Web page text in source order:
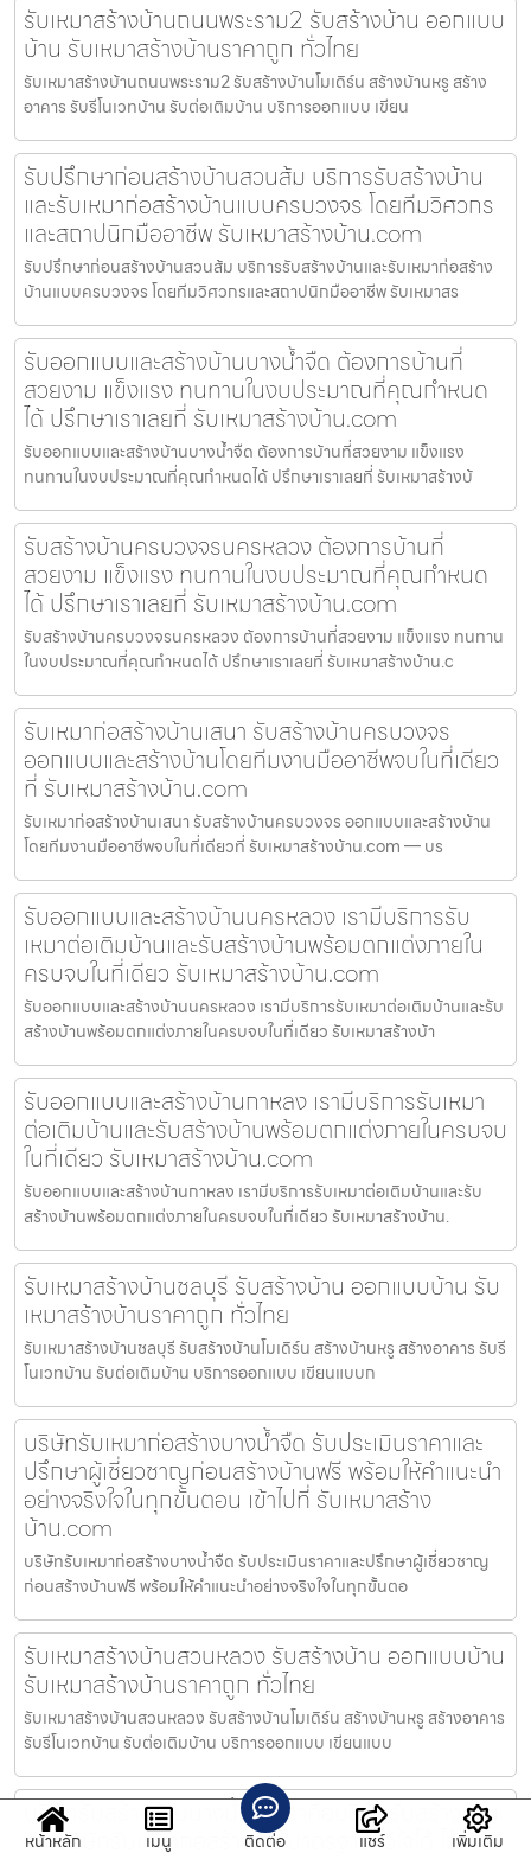
รับเหมาสร้างบ้านถนนพระราม2 รับสร้างบ้าน ออกแบบ
บ้าน รับเหมาสร้างบ้านราคาถูก ทั่วไทย
รับเหมาสร้างบ้านถนนพระราม2 รับสร้างบ้านโมเดิร์น สร้างบ้านหรู สร้าง
อาคาร รับรีโนเวทบ้าน รับต่อเติมบ้าน บริการออกแบบ เขียน
รับปรึกษาก่อนสร้างบ้านสวนส้ม บริการรับสร้างบ้าน
และรับเหมาก่อสร้างบ้านแบบครบวงจร โดยทีมวิศวกร
และสถาปนิกมืออาชีพ รับเหมาสร้างบ้าน.com
รับปรึกษาก่อนสร้างบ้านสวนส้ม บริการรับสร้างบ้านและรับเหมาก่อสร้าง
บ้านแบบครบวงจร โดยทีมวิศวกรและสถาปนิกมืออาชีพ รับเหมาสร
รับออกแบบและสร้างบ้านบางน้ำจืด ต้องการบ้านที่
สวยงาม แข็งแรง ทนทานในงบประมาณที่คุณกำหนด
ได้ ปรึกษาเราเลยที่ รับเหมาสร้างบ้าน.com
รับออกแบบและสร้างบ้านบางน้ำจืด ต้องการบ้านที่สวยงาม แข็งแรง
ทนทานในงบประมาณที่คุณกำหนดได้ ปรึกษาเราเลยที่ รับเหมาสร้างบ้
รับสร้างบ้านครบวงจรนครหลวง ต้องการบ้านที่
สวยงาม แข็งแรง ทนทานในงบประมาณที่คุณกำหนด
ได้ ปรึกษาเราเลยที่ รับเหมาสร้างบ้าน.com
รับสร้างบ้านครบวงจรนครหลวง ต้องการบ้านที่สวยงาม แข็งแรง ทนทาน
ในงบประมาณที่คุณกำหนดได้ ปรึกษาเราเลยที่ รับเหมาสร้างบ้าน.c
รับเหมาก่อสร้างบ้านเสนา รับสร้างบ้านครบวงจร
ออกแบบและสร้างบ้านโดยทีมงานมืออาชีพจบในที่เดียว
ที่ รับเหมาสร้างบ้าน.com
รับเหมาก่อสร้างบ้านเสนา รับสร้างบ้านครบวงจร ออกแบบและสร้างบ้าน
โดยทีมงานมืออาชีพจบในที่เดียวที่ รับเหมาสร้างบ้าน.com — บร
รับออกแบบและสร้างบ้านนครหลวง เรามีบริการรับ
เหมาต่อเติมบ้านและรับสร้างบ้านพร้อมตกแต่งภายใน
ครบจบในที่เดียว รับเหมาสร้างบ้าน.com
รับออกแบบและสร้างบ้านนครหลวง เรามีบริการรับเหมาต่อเติมบ้านและรับ
สร้างบ้านพร้อมตกแต่งภายในครบจบในที่เดียว รับเหมาสร้างบ้า
รับออกแบบและสร้างบ้านกาหลง เรามีบริการรับเหมา
ต่อเติมบ้านและรับสร้างบ้านพร้อมตกแต่งภายในครบจบ
ในที่เดียว รับเหมาสร้างบ้าน.com
รับออกแบบและสร้างบ้านกาหลง เรามีบริการรับเหมาต่อเติมบ้านและรับ
สร้างบ้านพร้อมตกแต่งภายในครบจบในที่เดียว รับเหมาสร้างบ้าน.
รับเหมาสร้างบ้านชลบุรี รับสร้างบ้าน ออกแบบบ้าน รับ
เหมาสร้างบ้านราคาถูก ทั่วไทย
รับเหมาสร้างบ้านชลบุรี รับสร้างบ้านโมเดิร์น สร้างบ้านหรู สร้างอาคาร รับรี
โนเวทบ้าน รับต่อเติมบ้าน บริการออกแบบ เขียนแบบก
บริษัทรับเหมาก่อสร้างบางน้ำจืด รับประเมินราคาและ
ปรึกษาผู้เชี่ยวชาญก่อนสร้างบ้านฟรี พร้อมให้คำแนะนำ
อย่างจริงใจในทุกขั้นตอน เข้าไปที่ รับเหมาสร้าง
บ้าน.com
บริษัทรับเหมาก่อสร้างบางน้ำจืด รับประเมินราคาและปรึกษาผู้เชี่ยวชาญ
ก่อนสร้างบ้านฟรี พร้อมให้คำแนะนำอย่างจริงใจในทุกขั้นตอ
รับเหมาสร้างบ้านสวนหลวง รับสร้างบ้าน ออกแบบบ้าน
รับเหมาสร้างบ้านราคาถูก ทั่วไทย
รับเหมาสร้างบ้านสวนหลวง รับสร้างบ้านโมเดิร์น สร้างบ้านหรู สร้างอาคาร
รับรีโนเวทบ้าน รับต่อเติมบ้าน บริการออกแบบ เขียนแบบ
บริษัทรับสร้างบ้านบางน้ำจืด เราคือบริษัทรับสร้างบ้าน
และบริษัทรับเหมาก่อสร้างที่ได้มาตรฐาน ไว้ใจได้ ไร้
หน้าหลัก เมนู ติดต่อ แชร์ เพิ่มเติม